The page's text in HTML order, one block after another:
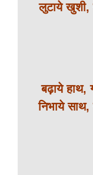
लुटाये खुशी,
बढ़ाये हाथ,
निभाये साथ,